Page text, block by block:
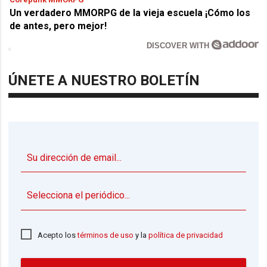
Un verdadero MMORPG de la vieja escuela ¡Cómo los
de antes, pero mejor!
DISCOVER WITH
ÚNETE A NUESTRO BOLETÍN
Acepto lostérminos de uso y lapolítica de privacidad